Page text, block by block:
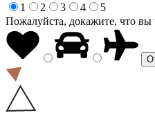
1
2 3 4
5
Пожалуйста, докажите, что вы